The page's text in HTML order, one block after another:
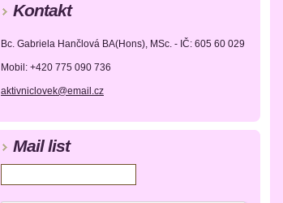
Kontakt
Bc. Gabriela Hančlová BA(Hons), MSc. - IČ: 605 60 029
Mobil: +420 775 090 736
aktivniclovek@email.cz
Mail list